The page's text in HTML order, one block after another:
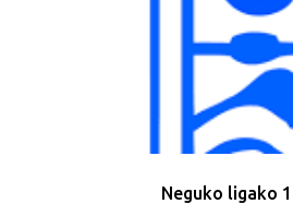
Neguko ligako